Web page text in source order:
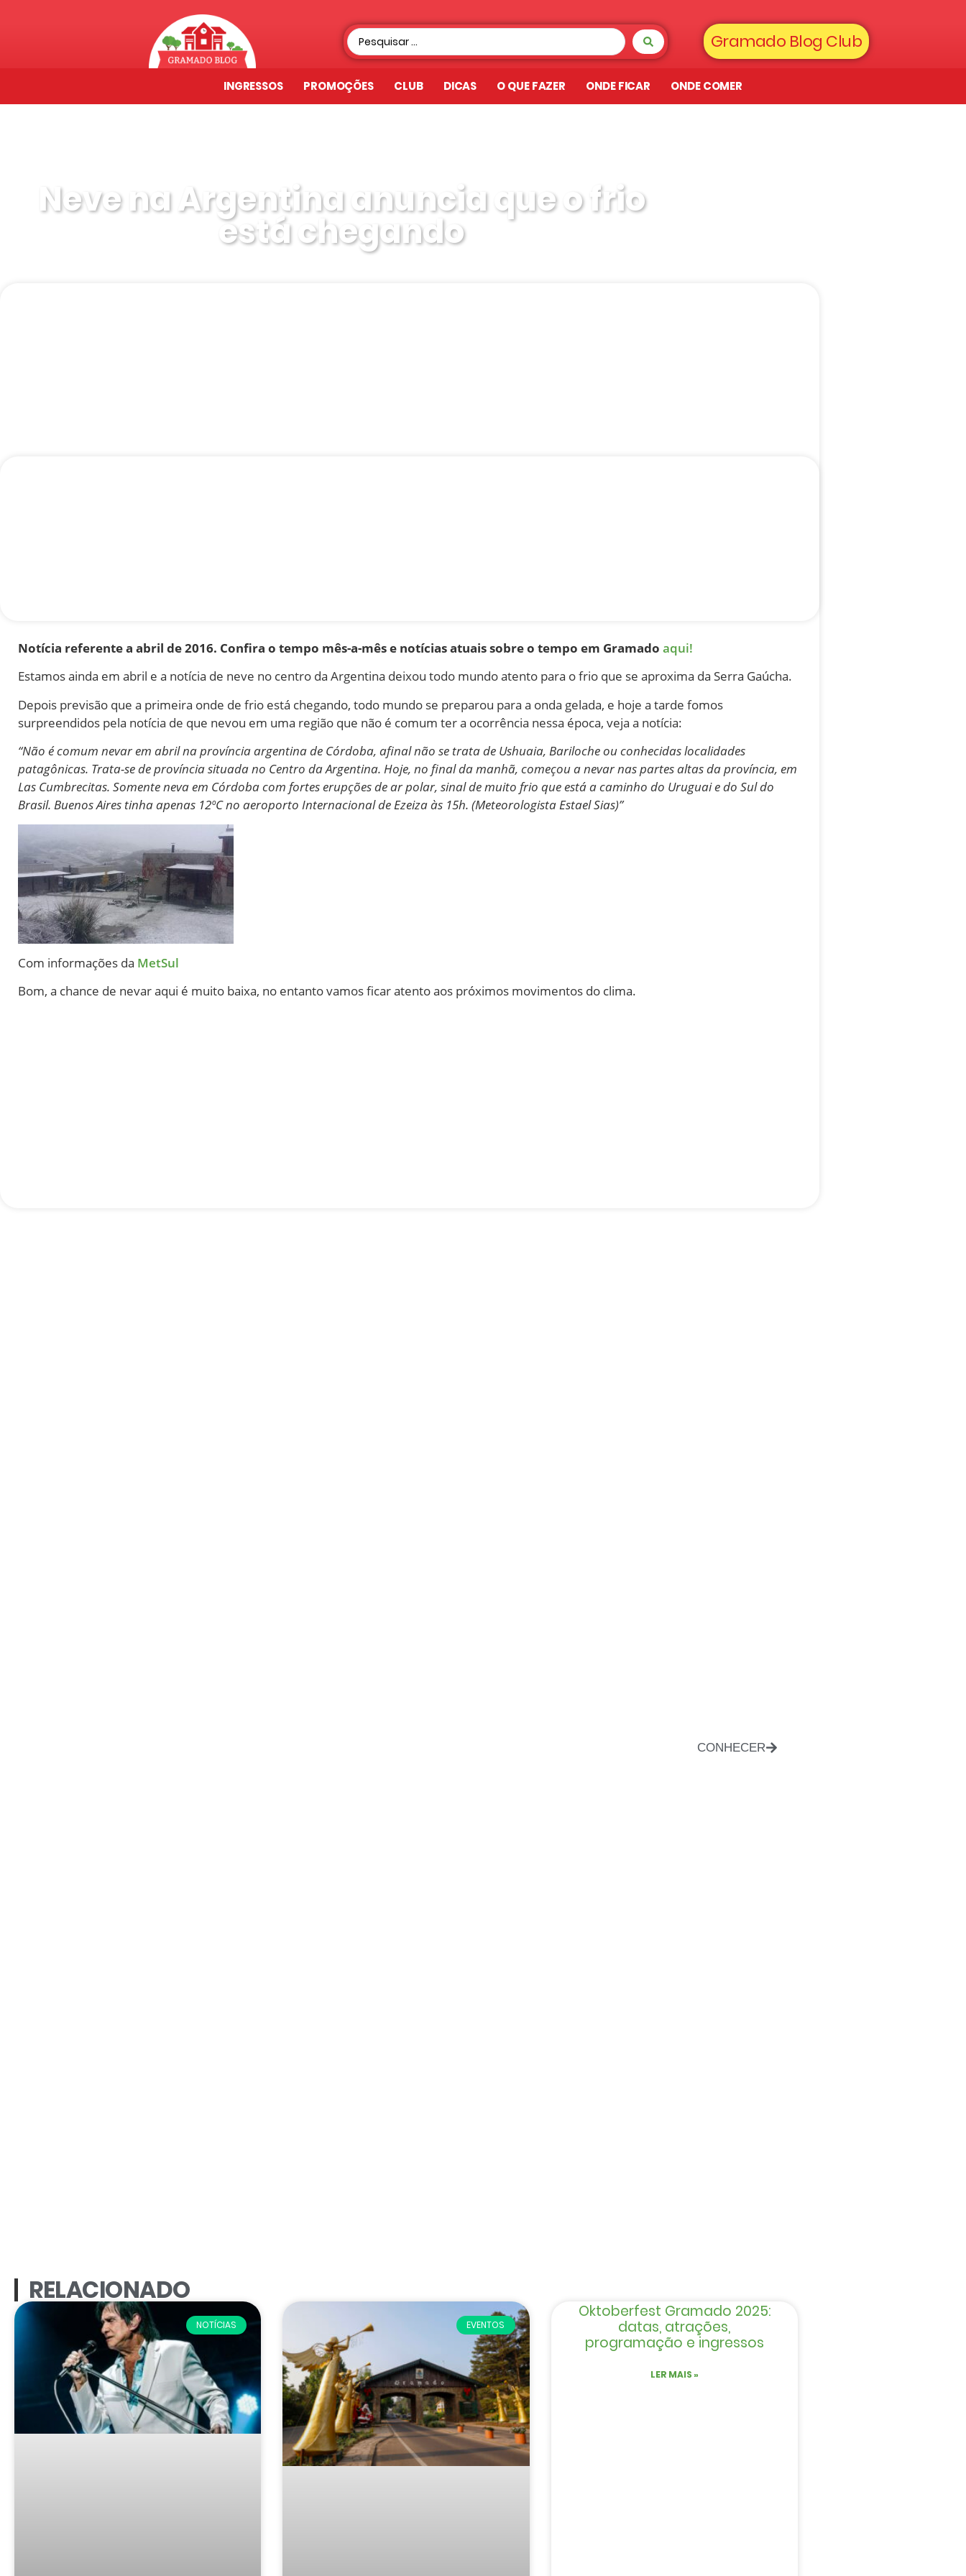
Gramado Blog Club
INGRESSOS PROMOÇÕES CLUB DICAS O QUE FAZER ONDE FICAR ONDE COMER
Neve na Argentina anuncia que o frio
está chegando
Notícia referente a abril de 2016. Confira o tempo mês-a-mês e notícias atuais sobre o tempo em Gramado aqui!
Estamos ainda em abril e a notícia de neve no centro da Argentina deixou todo mundo atento para o frio que se aproxima da Serra Gaúcha.
Depois previsão que a primeira onde de frio está chegando, todo mundo se preparou para a onda gelada, e hoje a tarde fomos
surpreendidos pela notícia de que nevou em uma região que não é comum ter a ocorrência nessa época, veja a notícia:
“Não é comum nevar em abril na província argentina de Córdoba, afinal não se trata de Ushuaia, Bariloche ou conhecidas localidades
patagônicas. Trata-se de província situada no Centro da Argentina. Hoje, no final da manhã, começou a nevar nas partes altas da província, em
Las Cumbrecitas. Somente neva em Córdoba com fortes erupções de ar polar, sinal de muito frio que está a caminho do Uruguai e do Sul do
Brasil. Buenos Aires tinha apenas 12ºC no aeroporto Internacional de Ezeiza às 15h. (Meteorologista Estael Sias)”
Com informações da MetSul
Bom, a chance de nevar aqui é muito baixa, no entanto vamos ficar atento aos próximos movimentos do clima.
CONHECER
RELACIONADO
NOTÍCIAS EVENTOS
Oktoberfest Gramado 2025:
datas, atrações,
programação e ingressos
LER MAIS »